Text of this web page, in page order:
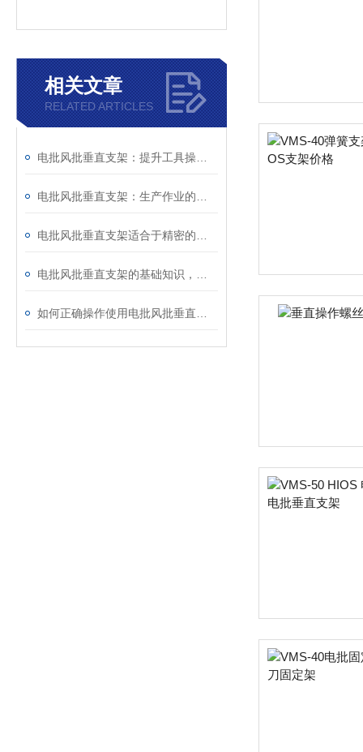
相关文章
RELATED ARTICLES